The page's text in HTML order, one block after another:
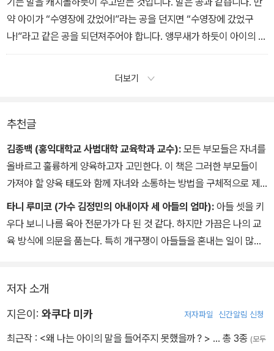
약 아이가 “수영장에 갔었어!”라는 공을 던지면 “수영장에 갔었구
나!”라고 같은 공을 되던져주어야 합니다. 앵무새가 하듯이 아이의 말
을 따라 말하는 것, 이것이 바로 말의 캐치볼, ‘마법의 맞장구’입니다.
더보기
추천글
김종백 (홍익대학교 사범대학 교육학과 교수): 모든 부모들은 자녀를
올바르고 훌륭하게 양육하고자 고민한다. 이 책은 그러한 부모들이
가져야 할 양육 태도와 함께 자녀와 소통하는 방법을 구체적으로 제
시하고 있다. 또한 절대 적으로 옳은 양육 방식이 있는 것이 아니라 부
모가 자녀에게 전달하는 유대의 감정이 중요하다고 설명한다. 어려운
전문용어를 지양하고 실생활에서 접할 수 있는 상황 중심으로 구체적
타니 루미코 (가수 김정민의 아내이자 세 아들의 엄마): 아들 셋을 키
우다 보니 나름 육아 전문가가 다 된 것 같다. 하지만 가끔은 나의 교
육 방식에 의문을 품는다. 특히 개구쟁이 아들들을 혼내는 일이 많은
해도 우선 아이의 얘기를 들어주고 이해하며 스스로 올바르게 판단할
수 있도록 도와주라는 조언에 나부터 반성하게 된다. 요즘 일본 엄마
추세로 변하고 있는 것 같다. 여러분도 이 책을 통해 일본식 육아법을
저자 소개
지은이: 와쿠다 미카 저자파일 신간알림 신청
최근작 : <왜 나는 아이의 말을 들어주지 못했을까？> … 총 3종 (모두